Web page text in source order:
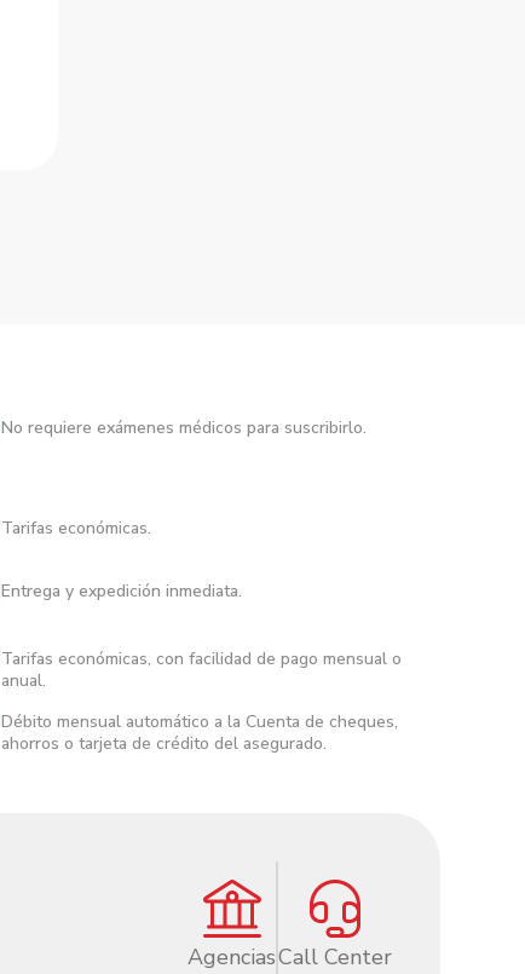
No requiere exámenes médicos para suscribirlo.
Tarifas económicas.
Entrega y expedición inmediata.
Tarifas económicas, con facilidad de pago mensual o
anual.
Débito mensual automático a la Cuenta de cheques,
ahorros o tarjeta de crédito del asegurado.
AgenciasCall Center